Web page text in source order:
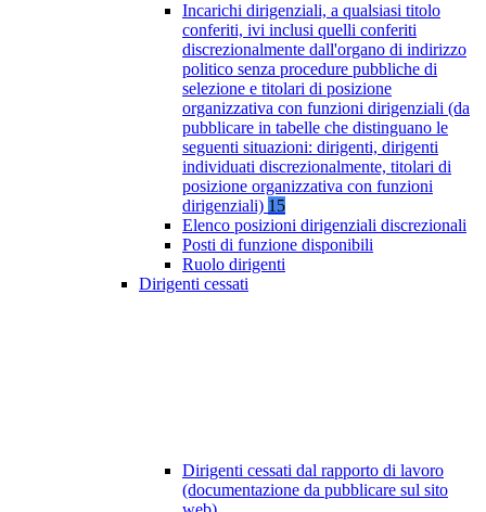
Incarichi dirigenziali, a qualsiasi titolo
conferiti, ivi inclusi quelli conferiti
discrezionalmente dall'organo di indirizzo
politico senza procedure pubbliche di
selezione e titolari di posizione
organizzativa con funzioni dirigenziali (da
pubblicare in tabelle che distinguano le
seguenti situazioni: dirigenti, dirigenti
individuati discrezionalmente, titolari di
posizione organizzativa con funzioni
dirigenziali) 15
Elenco posizioni dirigenziali discrezionali
Posti di funzione disponibili
Ruolo dirigenti
Dirigenti cessati
Dirigenti cessati dal rapporto di lavoro
(documentazione da pubblicare sul sito